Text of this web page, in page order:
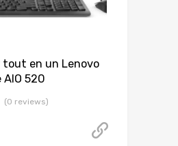
en un Lenovo
520
(0 reviews)